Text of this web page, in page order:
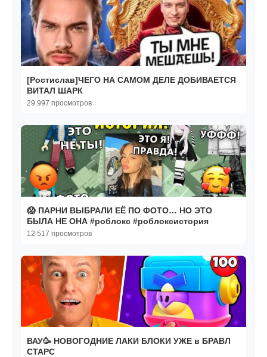
[Ростислав]ЧЕГО НА САМОМ ДЕЛЕ ДОБИВАЕТСЯ
ВИТАЛ ШАРК
29 997 просмотров
😱 ПАРНИ ВЫБРАЛИ ЕЁ ПО ФОТО… НО ЭТО
БЫЛА НЕ ОНА #роблокс #роблоксистория
12 517 просмотров
ВАУ🥳 НОВОГОДНИЕ ЛАКИ БЛОКИ УЖЕ в БРАВЛ
СТАРС